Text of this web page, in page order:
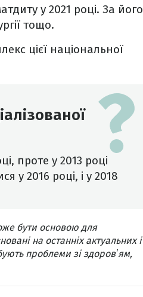
у 2021 році. За його
тощо.
цієї національної
проте у 2013 році
у 2016 році, і у 2018
бути основою для
на останніх актуальних і
проблеми зі здоровʼям,